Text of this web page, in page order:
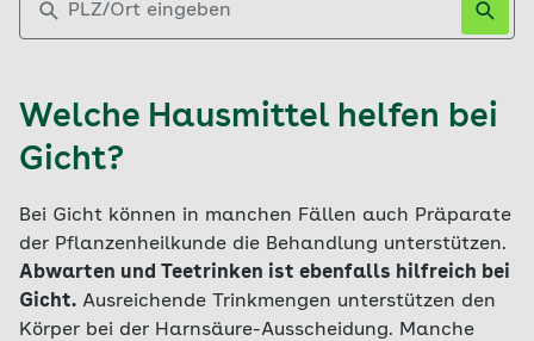
Welche Hausmittel helfen bei
Gicht?
Bei Gicht können in manchen Fällen auch Präparate
der Pflanzenheilkunde die Behandlung unterstützen.
Abwarten und Teetrinken ist ebenfalls hilfreich bei
Gicht. Ausreichende Trinkmengen unterstützen den
Körper bei der Harnsäure-Ausscheidung. Manche